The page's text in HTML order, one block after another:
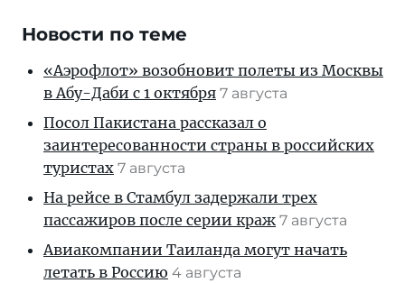
Новости по теме
«Аэрофлот» возобновит полеты из Москвы
в Абу-Даби с 1 октября 7 августа
Посол Пакистана рассказал о
заинтересованности страны в российских
туристах 7 августа
На рейсе в Стамбул задержали трех
пассажиров после серии краж 7 августа
Авиакомпании Таиланда могут начать
летать в Россию 4 августа